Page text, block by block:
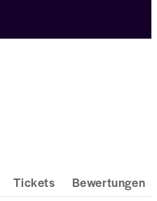
Tickets Bewertungen